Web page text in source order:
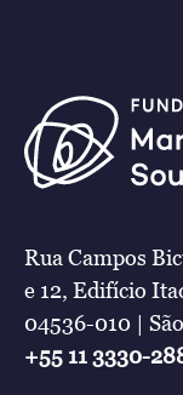
Rua Campos
e 12, Edifício
04536-010 |
+55 11 3330-